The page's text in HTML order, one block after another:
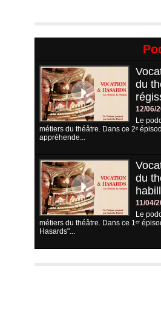
du
12/06/
Le
métiers du théâtre. Dans ce 2ᵉ
appréhende...
du
11/04/
Le
métiers du théâtre. Dans ce 1ᵉʳ
Hasards"...